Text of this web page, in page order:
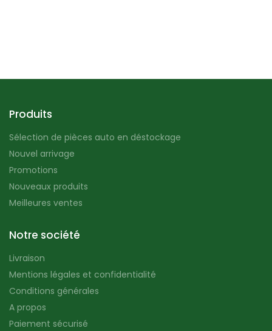
Produits
Sélection de pièces auto en déstockage
Nouvel arrivage
Promotions
Nouveaux produits
Meilleures ventes
Notre société
Livraison
Mentions légales et confidentialité
Conditions générales
A propos
Paiement sécurisé